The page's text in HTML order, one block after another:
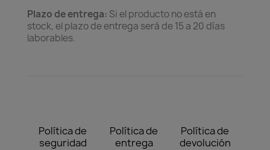
Plazo de entrega: Si el producto no está en
stock, el plazo de entrega será de 15 a 20 días
laborables.
Política de
seguridad
Política de
entrega
Política de
devolución